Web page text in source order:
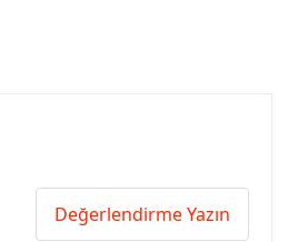
Değerlendirme Yazın